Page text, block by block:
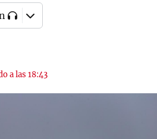
a las 18:43